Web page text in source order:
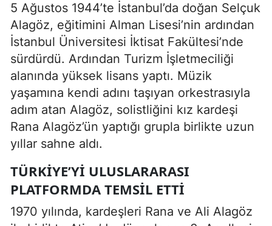
5 Ağustos 1944’te İstanbul’da doğan Selçuk
Alagöz, eğitimini Alman Lisesi’nin ardından
İstanbul Üniversitesi İktisat Fakültesi’nde
sürdürdü. Ardından Turizm İşletmeciliği
alanında yüksek lisans yaptı. Müzik
yaşamına kendi adını taşıyan orkestrasıyla
adım atan Alagöz, solistliğini kız kardeşi
Rana Alagöz’ün yaptığı grupla birlikte uzun
yıllar sahne aldı.
TÜRKIYE’YI ULUSLARARASI
PLATFORMDA TEMSIL ETTI
1970 yılında, kardeşleri Rana ve Ali Alagöz